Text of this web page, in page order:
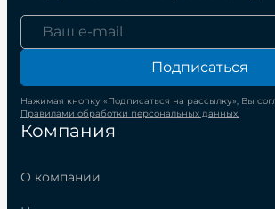
Компания
О компании
Подписаться
Нажимая кнопку «Подписаться на рассылку», Вы
Правилами обработки персональных данных.